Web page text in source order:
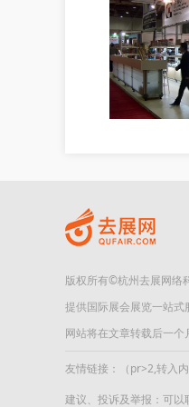
版权所有©杭州去展网络
提供国际展会展览一站
网站将在文章转载后一
友情链接：（pr>2,转入
建议、投诉及举报：可以